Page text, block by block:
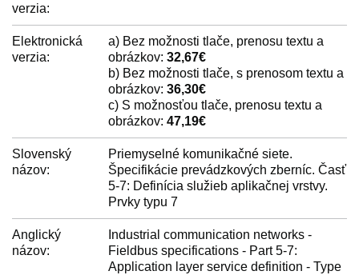
verzia:
Elektronická
verzia:
a) Bez možnosti tlače, prenosu textu a
obrázkov: 32,67€
b) Bez možnosti tlače, s prenosom textu a
obrázkov: 36,30€
c) S možnosťou tlače, prenosu textu a
obrázkov: 47,19€
Slovenský
názov:
Priemyselné komunikačné siete.
Špecifikácie prevádzkových zberníc. Časť
5-7: Definícia služieb aplikačnej vrstvy.
Prvky typu 7
Anglický
názov:
Industrial communication networks -
Fieldbus specifications - Part 5-7:
Application layer service definition - Type